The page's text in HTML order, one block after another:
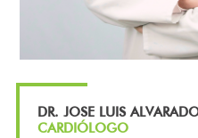
DR. JOSE LUIS
CARDIÓLOGO